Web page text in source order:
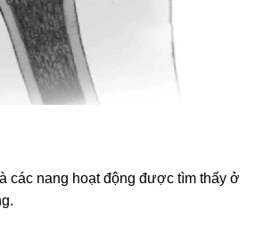
các nang hoạt động được tìm thấy ở